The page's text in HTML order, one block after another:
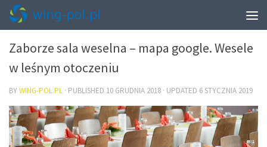
WYPOCZYNEK
Zaborze sala weselna – mapa google. Wesele
w leśnym otoczeniu
BYWING-POL.PL · PUBLISHED 10 GRUDNIA 2018 · UPDATED 6 STYCZNIA 2019